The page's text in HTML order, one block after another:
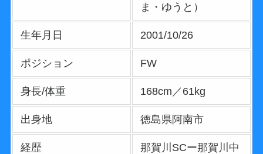
ま・ゆうと）
生年月日 2001/10/26
ポジション FW
身長/体重 168cm／61kg
出身地 徳島県阿南市
経歴
那賀川SCー那賀川中